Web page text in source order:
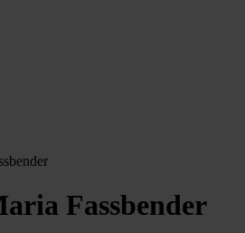
Fassbender